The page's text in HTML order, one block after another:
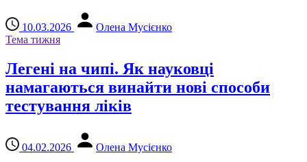
10.03.2026
Олена Мусієнко
Тема тижня
Легені на чипі. Як науковці
намагаються винайти нові способи
тестування ліків
04.02.2026 Олена Мусієнко